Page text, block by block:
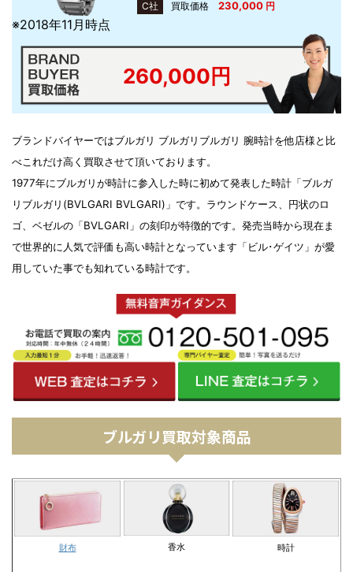
C社 買取価格 230,000円
※2018年11月時点
260,000円
ブランドバイヤーではブルガリ ブルガリブルガリ 腕時計を他店様と比
べこれだけ高く買取させて頂いております。
1977年にブルガリが時計に参入した時に初めて発表した時計「ブルガ
リブルガリ(BVLGARI BVLGARI)」です。ラウンドケース、円状のロ
ゴ、ベゼルの「BVLGARI」の刻印が特徴的です。発売当時から現在ま
で世界的に人気で評価も高い時計となっています「ビル･ゲイツ」が愛
用していた事でも知れている時計です。
ブルガリ買取対象商品
財布 香水 時計